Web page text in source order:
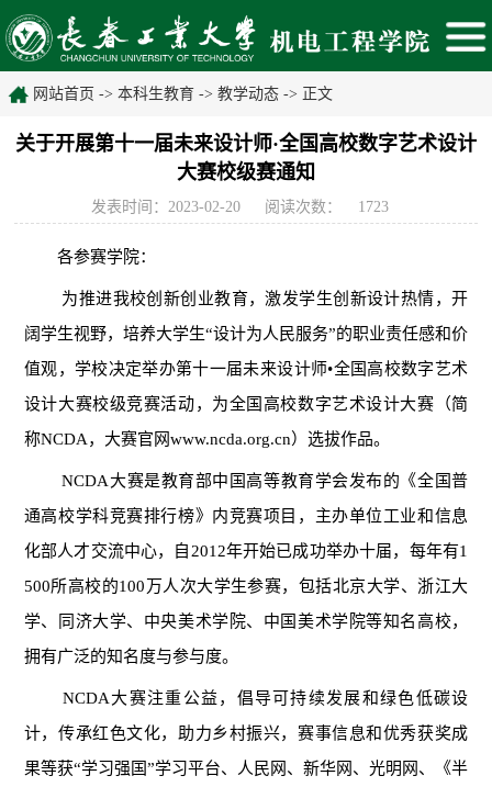
网站首页 -> 本科生教育 -> 教学动态 -> 正文
关于开展第十一届未来设计师·全国高校数字艺术设计
大赛校级赛通知
发表时间：2023-02-20 阅读次数： 1723
各参赛学院：
为推进我校创新创业教育，激发学生创新设计热情，开
阔学生视野，培养大学生“设计为人民服务”的职业责任感和价
值观，学校决定举办第十一届未来设计师•全国高校数字艺术
设计大赛校级竞赛活动，为全国高校数字艺术设计大赛（简
称NCDA，大赛官网www.ncda.org.cn）选拔作品。
NCDA大赛是教育部中国高等教育学会发布的《全国普
通高校学科竞赛排行榜》内竞赛项目，主办单位工业和信息
化部人才交流中心，自2012年开始已成功举办十届，每年有1
500所高校的100万人次大学生参赛，包括北京大学、浙江大
学、同济大学、中央美术学院、中国美术学院等知名高校，
拥有广泛的知名度与参与度。
NCDA大赛注重公益，倡导可持续发展和绿色低碳设
计，传承红色文化，助力乡村振兴，赛事信息和优秀获奖成
果等获“学习强国”学习平台、人民网、新华网、光明网、《半